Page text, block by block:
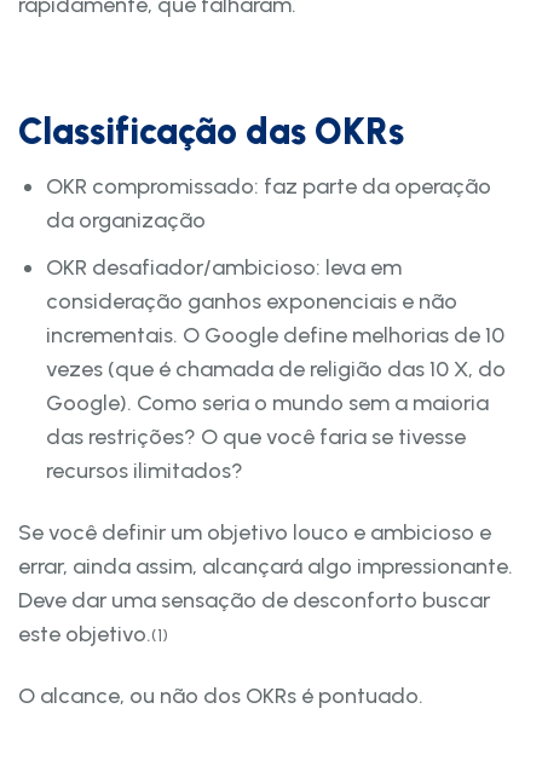
Classificação das OKRs
OKR compromissado: faz parte da operação
da organização
OKR desafiador/ambicioso: leva em
consideração ganhos exponenciais e não
incrementais. O Google define melhorias de 10
vezes (que é chamada de religião das 10 X, do
Google). Como seria o mundo sem a maioria
das restrições? O que você faria se tivesse
recursos ilimitados?
Se você definir um objetivo louco e ambicioso e
errar, ainda assim, alcançará algo impressionante.
Deve dar uma sensação de desconforto buscar
este objetivo.(1)
O alcance, ou não dos OKRs é pontuado.